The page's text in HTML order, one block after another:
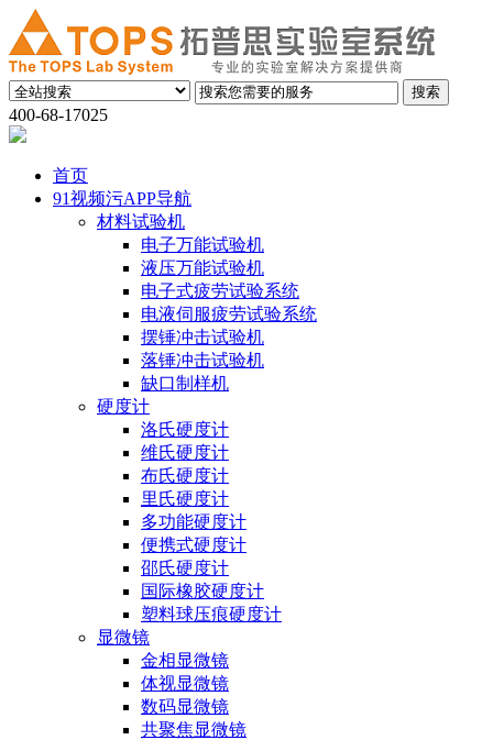
400-68-17025
首页
91视频污APP导航
材料试验机
电子万能试验机
液压万能试验机
电子式疲劳试验系统
电液伺服疲劳试验系统
摆锤冲击试验机
落锤冲击试验机
缺口制样机
硬度计
洛氏硬度计
维氏硬度计
布氏硬度计
里氏硬度计
多功能硬度计
便携式硬度计
邵氏硬度计
国际橡胶硬度计
塑料球压痕硬度计
显微镜
金相显微镜
体视显微镜
数码显微镜
共聚焦显微镜